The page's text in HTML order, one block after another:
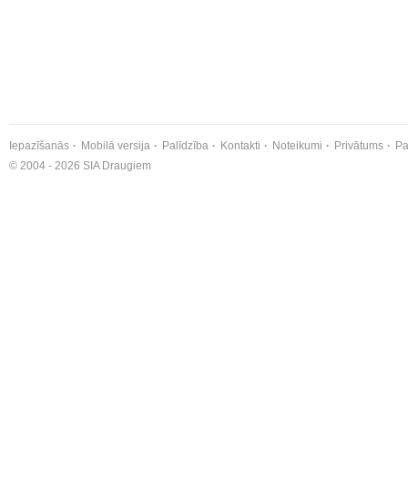
Iepazīšanās Mobilā versija Palīdzība Kontakti Noteikumi Privātums
© 2004 - 2026 SIA Draugiem